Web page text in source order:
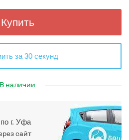
Купить
за 30 секунд
В наличии
г. Уфа
сайт